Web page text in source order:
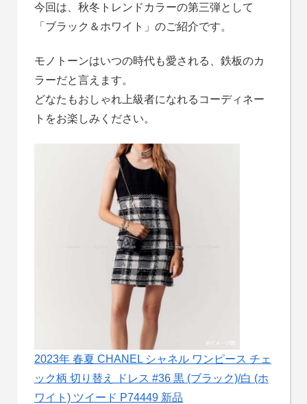
今回は、秋冬トレンドカラーの第三弾として
「ブラック＆ホワイト」のご紹介です。
モノトーンはいつの時代も愛される、鉄板のカ
ラーだと言えます。
どなたもおしゃれ上級者になれるコーディネー
トをお楽しみください。
2023年 春夏 CHANEL シャネル ワンピース チェ
ック柄 切り替え ドレス #36 黒 (ブラック)/白 (ホ
ワイト) ツイード P74449 新品